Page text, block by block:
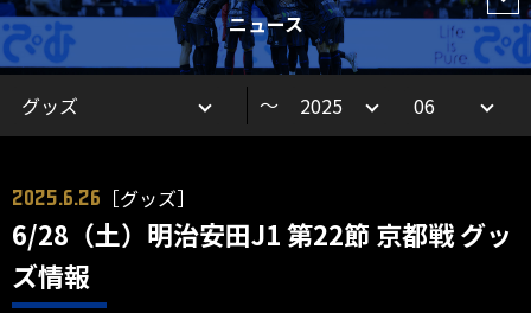
ニュース
～
2025.6.26 ［グッズ］
6/28（土）明治安田J1 第22節 京都戦 グッ
ズ情報